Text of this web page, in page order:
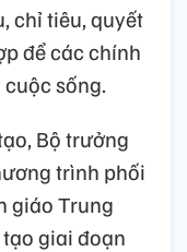
chỉ tiêu, quyết
để các chính
sống.
Bộ trưởng
trình phối
giáo Trung
giai đoạn